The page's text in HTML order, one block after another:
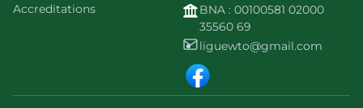
Accreditations
BNA : 00100581 02000
35560 69
liguewto@gmail.com